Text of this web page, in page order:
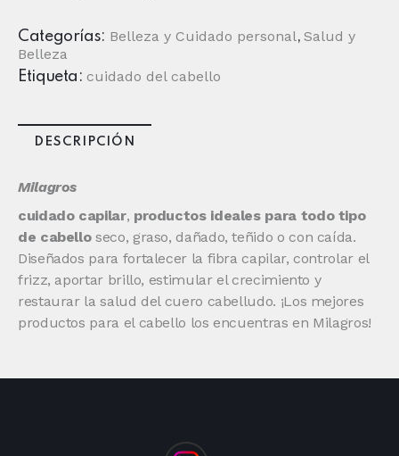
Categorías: Belleza y Cuidado personal, Salud y
Belleza
Etiqueta: cuidado del cabello
DESCRIPCIÓN
Milagros
cuidado capilar, productos ideales para todo tipo
de cabelloseco, graso, dañado, teñido o con caída.
Diseñados para fortalecer la fibra capilar, controlar el
frizz, aportar brillo, estimular el crecimiento y
restaurar la salud del cuero cabelludo. ¡Los mejores
productos para el cabello los encuentras en Milagros!